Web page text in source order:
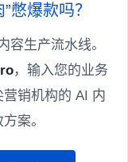
憋爆款吗？
容生产流水线。
，输入您的业务
销机构的 AI 内
案。